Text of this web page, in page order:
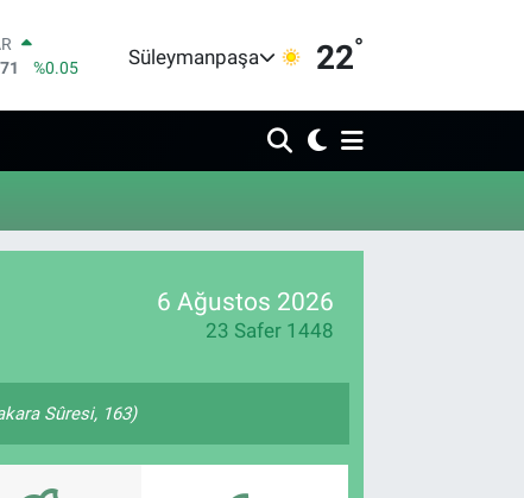
%0.05
%0.18
Süleymanpaşa 22°
6 Ağustos 2026
23 Safer 1448
Sûresi, 163)